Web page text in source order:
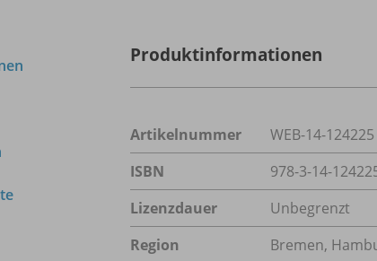
Produktinformationen
Artikelnummer
WEB-14-124225
ISBN
978-3-14-
Lizenzdauer
Unbegrenzt
Region
Bremen,